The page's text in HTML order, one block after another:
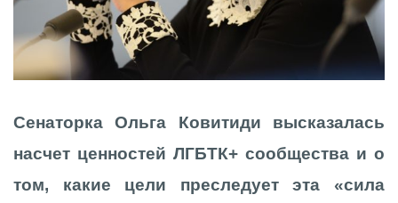
Сенаторка Ольга Ковитиди высказалась
насчет ценностей ЛГБТК+ сообщества и о
том, какие цели преследует эта «сила